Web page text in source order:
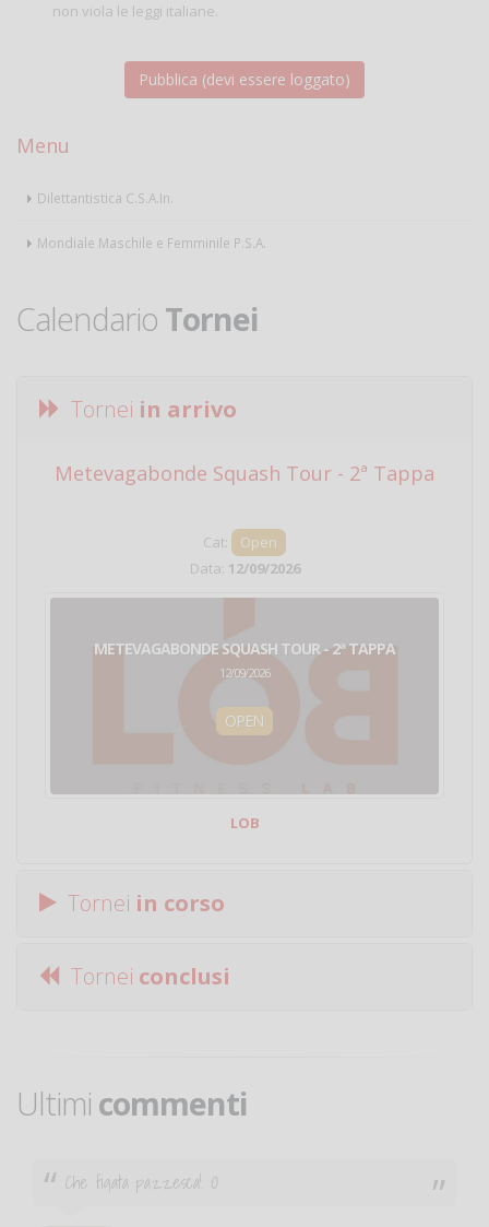
non viola le leggi italiane.
Menu
Dilettantistica C.S.A.In.
Mondiale Maschile e Femminile P.S.A.
Calendario Tornei
Tornei in arrivo
Metevagabonde Squash Tour - 2ª Tappa
Cat:
Open
Data: 12/09/2026
METEVAGABONDE SQUASH TOUR - 2ª TAPPA
12/09/2026
OPEN
LOB
Tornei in corso
Tornei conclusi
Ultimi commenti
Che figata pazzesca! :O